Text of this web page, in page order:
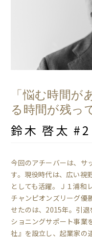
「悩む時間
る時間が残っ
鈴木 啓太 #2
今回のアチーバーは、サ
す。現役時代は、広い視
としても活躍。Ｊ１浦和
チャンピオンズリーグ優
せたのは、2015年。引退
ショニングサポート事業
社』を設立し、起業家の